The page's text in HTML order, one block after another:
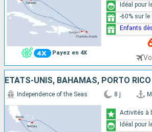
Payez en 4X
Idéal pour
-60% sur
Enfants
ÉTATS-UNIS, BAHAMAS, PORTO RICO
Independence of the Seas 8 j
Activités à
Idéal pour